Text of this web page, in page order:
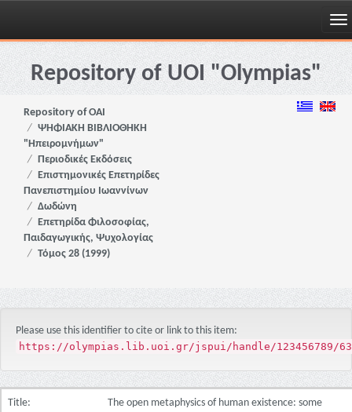
Skip
navigationRepository of UOI "Olympias"
Repository of OAI
ΨΗΦΙΑΚΗ ΒΙΒΛΙΟΘΗΚΗ
"Ηπειρομνήμων"
Περιοδικές Εκδόσεις
Επιστημονικές Επετηρίδες
Πανεπιστημίου Ιωαννίνων
Δωδώνη
Επετηρίδα Φιλοσοφίας,
Παιδαγωγικής, Ψυχολογίας
Τόμος 28 (1999)
Please use this identifier to cite or link to this item:
https://olympias.lib.uoi.gr/jspui/handle/123456789/
Title:
The open metaphysics of human existence: some